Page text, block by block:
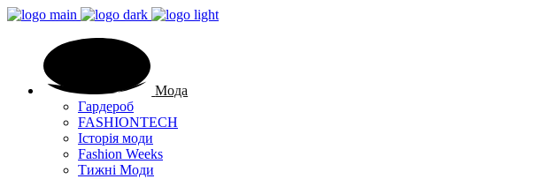
Мода
Гардероб
FASHIONTECH
Історія моди
Fashion Weeks
Тижні Моди